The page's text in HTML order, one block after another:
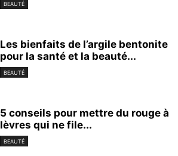
BEAUTÉ
Les bienfaits de l’argile bentonite
pour la santé et la beauté...
BEAUTÉ
5 conseils pour mettre du rouge à
lèvres qui ne file...
BEAUTÉ